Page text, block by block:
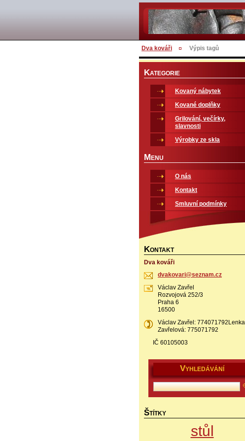
Dva kováři Výpis tagů
KATEGORIE
Kovaný nábytek
Kované doplňky
Grilování, večírky,
slavnosti
Výrobky ze skla
M ENU
O nás
Kontakt
Smluvní podmínky
KONTAKT
Dva kováři
dvakovari@seznam.cz
Václav Zavřel
Rozvojová 252/3
Praha 6
16500
Václav Zavřel: 774071792Lenka
Zavřelová: 775071792
IČ 60105003
VYHLEDÁVÁNÍ
ŠTÍTKY
stůl